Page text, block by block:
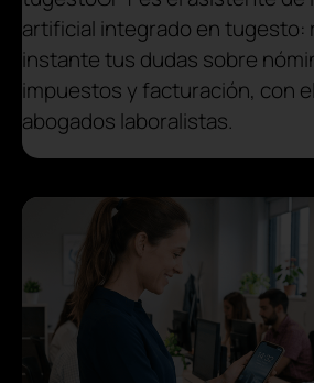
artificial integrado en tugesto:
instante tus dudas sobre
impuestos y facturación, con
abogados laboralistas.